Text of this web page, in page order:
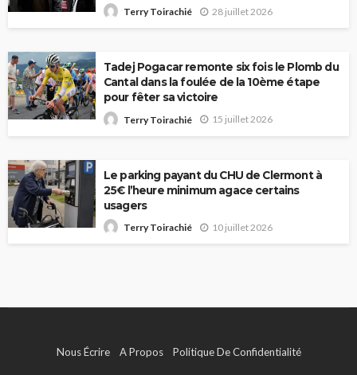
Terry Toirachié 28 juillet 2026
Tadej Pogacar remonte six fois le Plomb du
Cantal dans la foulée de la 10ème étape
pour fêter sa victoire
Terry Toirachié 15 juillet 2026
Le parking payant du CHU de Clermont à
25€ l’heure minimum agace certains
usagers
Terry Toirachié 10 juillet 2026
Nous Écrire A Propos Politique De Confidentialité